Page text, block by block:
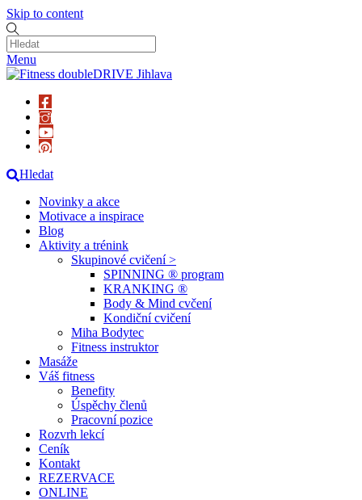
Skip to content
Menu
Hledat
Novinky a akce
Motivace a inspirace
Blog
Aktivity a trénink
Skupinové cvičení >
SPINNING ® program
KRANKING ®
Body & Mind cvčení
Kondiční cvičení
Miha Bodytec
Fitness instruktor
Masáže
Váš fitness
Benefity
Úspěchy členů
Pracovní pozice
Rozvrh lekcí
Ceník
Kontakt
REZERVACE
ONLINE